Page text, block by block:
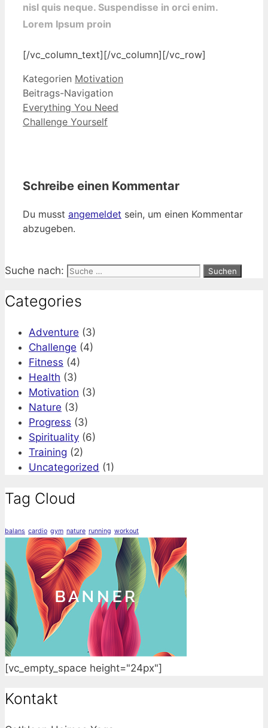
nisl quis neque. Suspendisse in orci enim.
Lorem Ipsum proin
[/vc_column_text][/vc_column][/vc_row]
Kategorien Motivation
Beitrags-Navigation
Everything You Need
Challenge Yourself
Schreibe einen Kommentar
Du musst angemeldet sein, um einen Kommentar
abzugeben.
Suche nach:
Categories
Adventure (3)
Challenge (4)
Fitness (4)
Health (3)
Motivation (3)
Nature (3)
Progress (3)
Spirituality (6)
Training (2)
Uncategorized (1)
Tag Cloud
balans cardio gym nature running workout
[vc_empty_space height="24px"]
Kontakt